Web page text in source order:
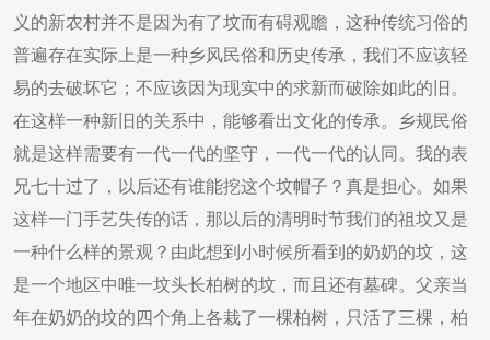
义的新农村并不是因为有了坟而有碍观瞻，这种传统习俗的
普遍存在实际上是一种乡风民俗和历史传承，我们不应该轻
易的去破坏它；不应该因为现实中的求新而破除如此的旧。
在这样一种新旧的关系中，能够看出文化的传承。乡规民俗
就是这样需要有一代一代的坚守，一代一代的认同。我的表
兄七十过了，以后还有谁能挖这个坟帽子？真是担心。如果
这样一门手艺失传的话，那以后的清明时节我们的祖坟又是
一种什么样的景观？由此想到小时候所看到的奶奶的坟，这
是一个地区中唯一坟头长柏树的坟，而且还有墓碑。父亲当
年在奶奶的坟的四个角上各栽了一棵柏树，只活了三棵，柏